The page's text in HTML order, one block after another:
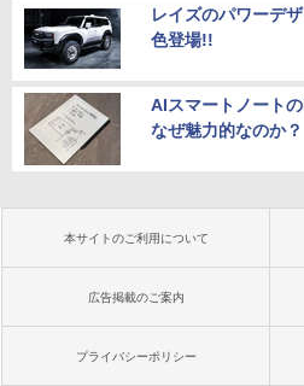
レイズのパワーデ
色登場!!
AIスマートノート
なぜ魅力的なのか？
本サイトのご利用について
広告掲載のご案内
プライバシーポリシー